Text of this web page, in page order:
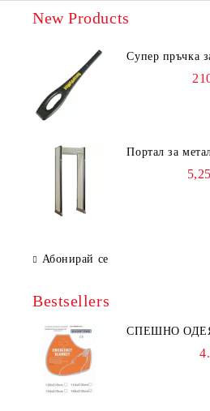
New Products
Супер пръчка
Портал за
Абонирай се
Bestsellers
СПЕШНО